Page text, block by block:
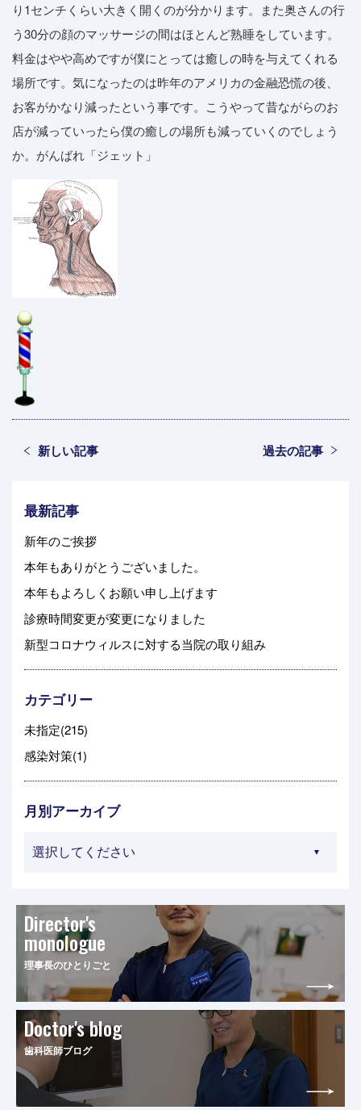
り1センチくらい大きく開くのが分かります。また奥さんの行
う30分の顔のマッサージの間はほとんど熟睡をしています。
料金はやや高めですが僕にとっては癒しの時を与えてくれる
場所です。気になったのは昨年のアメリカの金融恐慌の後、
お客がかなり減ったという事です。こうやって昔ながらのお
店が減っていったら僕の癒しの場所も減っていくのでしょう
か。がんばれ「ジェット」
新しい記事 過去の記事
最新記事
新年のご挨拶
本年もありがとうございました。
本年もよろしくお願い申し上げます
診療時間変更が変更になりました
新型コロナウィルスに対する当院の取り組み
カテゴリー
未指定(215)
感染対策(1)
月別アーカイブ
Director's
monologue
理事長のひとりごと
Doctor's blog
歯科医師ブログ